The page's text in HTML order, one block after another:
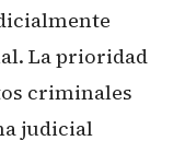
La prioridad
criminales
judicial